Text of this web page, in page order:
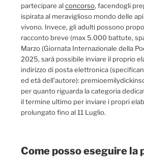
partecipare al concorso, facendogli
ispirata al meraviglioso mondo delle
vivono. Invece, gli adulti possono
racconto breve (max 5.000 battute,
Marzo (Giornata Internazionale della
2025, sarà possibile inviare il proprio
indirizzo di posta elettronica
ed età dell’autore):
per quanto riguarda la categoria
il termine ultimo per inviare i propri
prolungato fino al 11 Luglio.
Come posso eseguire la